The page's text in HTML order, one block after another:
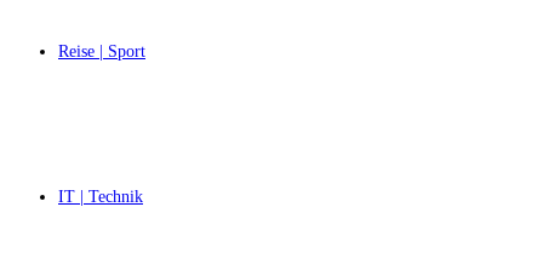
Reise | Sport
IT | Technik